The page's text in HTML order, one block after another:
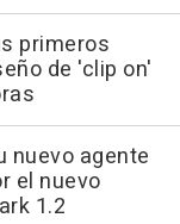
primeros
de 'clip on'
nuevo agente
el nuevo
1.2